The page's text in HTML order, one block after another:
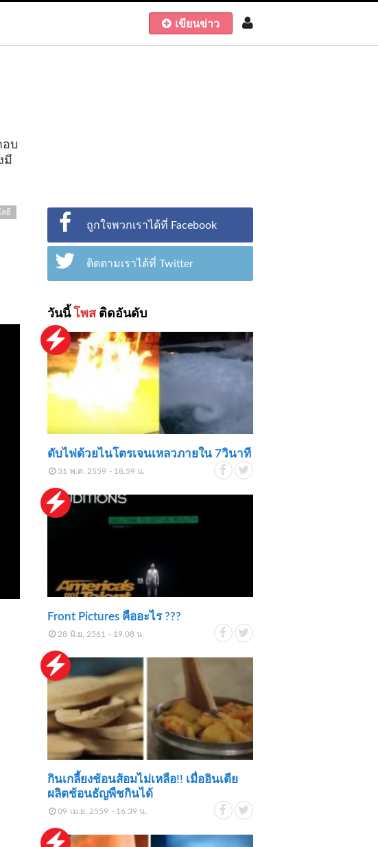
เขียนข่าว
อบ
มี
ยี
ถูกใจพวกเราได้ที่ Facebook
ติดตามเราได้ที่ Twitter
วันนี้ โพสติดอันดับ
ดับไฟด้วยไนโตรเจนเหลวภายใน 7วินาที
31 พ.ค. 2559 - 18.59 น.
Front Pictures คืออะไร ???
28 มิ.ย. 2561 - 19.08 น.
กินเกลี้ยงช้อนส้อมไม่เหลือ!! เมื่ออินเดีย
ผลิตช้อนธัญพืชกินได้
09 เม.ย. 2559 - 16.39 น.